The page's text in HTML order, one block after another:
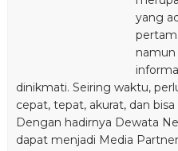
yang
namun
dinikmati. Seiring waktu,
cepat, tepat, akurat, dan
Dengan hadirnya Dewata
dapat menjadi Media